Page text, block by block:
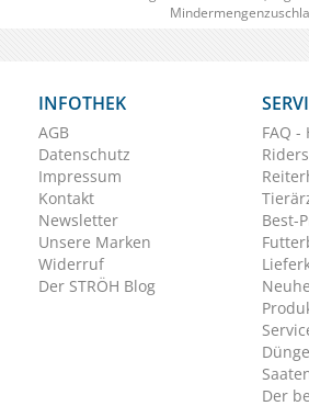
INFOTHEK
AGB
Datenschutz
Impressum
Kontakt
Newsletter
Unsere Marken
Widerruf
Der STRÖH Blog
FAQ -
Best-
Der